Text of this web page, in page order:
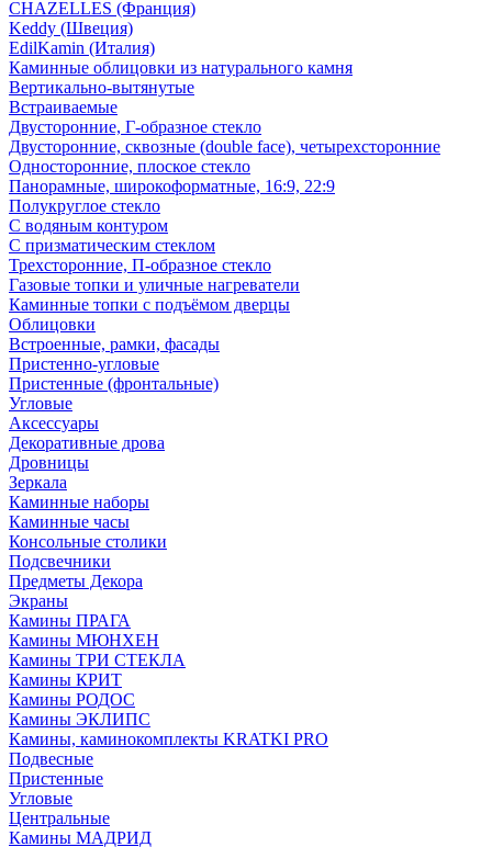
CHAZELLES (Франция)
Keddy (Швеция)
EdilKamin (Италия)
Каминные облицовки из натурального камня
Вертикально-вытянутые
Встраиваемые
Двусторонние, Г-образное стекло
Двусторонние, сквозные (double face), четырехсторонние
Односторонние, плоское стекло
Панорамные, широкоформатные, 16:9, 22:9
Полукруглое стекло
С водяным контуром
С призматическим стеклом
Трехсторонние, П-образное стекло
Газовые топки и уличные нагреватели
Каминные топки с подъёмом дверцы
Облицовки
Встроенные, рамки, фасады
Пристенно-угловые
Пристенные (фронтальные)
Угловые
Аксессуары
Декоративные дрова
Дровницы
Зеркала
Каминные наборы
Каминные часы
Консольные столики
Подсвечники
Предметы Декора
Экраны
Камины ПРАГА
Камины МЮНХЕН
Камины ТРИ СТЕКЛА
Камины КРИТ
Камины РОДОС
Камины ЭКЛИПС
Камины, каминокомплекты KRATKI PRO
Подвесные
Пристенные
Угловые
Центральные
Камины МАДРИД